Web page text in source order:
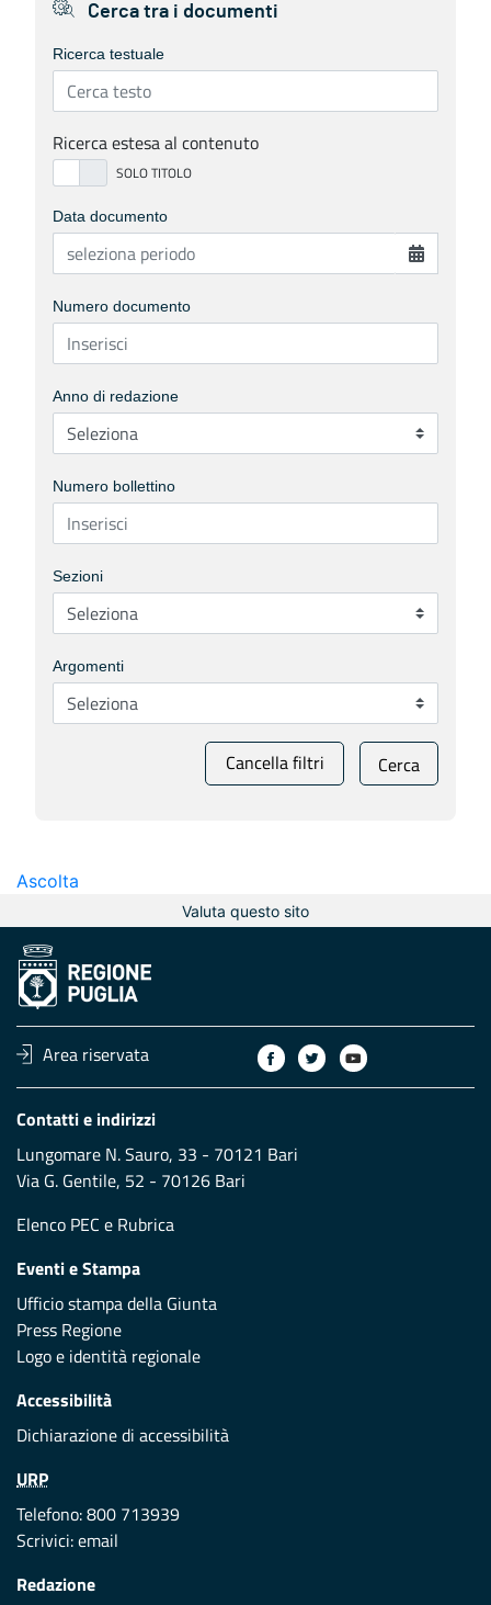
Cerca tra i documenti
Ricerca testuale
Ricerca estesa al contenuto
Data documento
Numero documento
Anno di redazione
Numero bollettino
Sezioni
Argomenti
Cancella filtri Cerca
Ascolta
Valuta questo sito
Area riservata
Contatti e indirizzi
Lungomare N. Sauro, 33 - 70121 Bari
Via G. Gentile, 52 - 70126 Bari
Elenco PEC e Rubrica
Eventi e Stampa
Ufficio stampa della Giunta
Press Regione
Logo e identità regionale
Accessibilità
Dichiarazione di accessibilità
URP
Telefono: 800 713939
Scrivici:email
Redazione